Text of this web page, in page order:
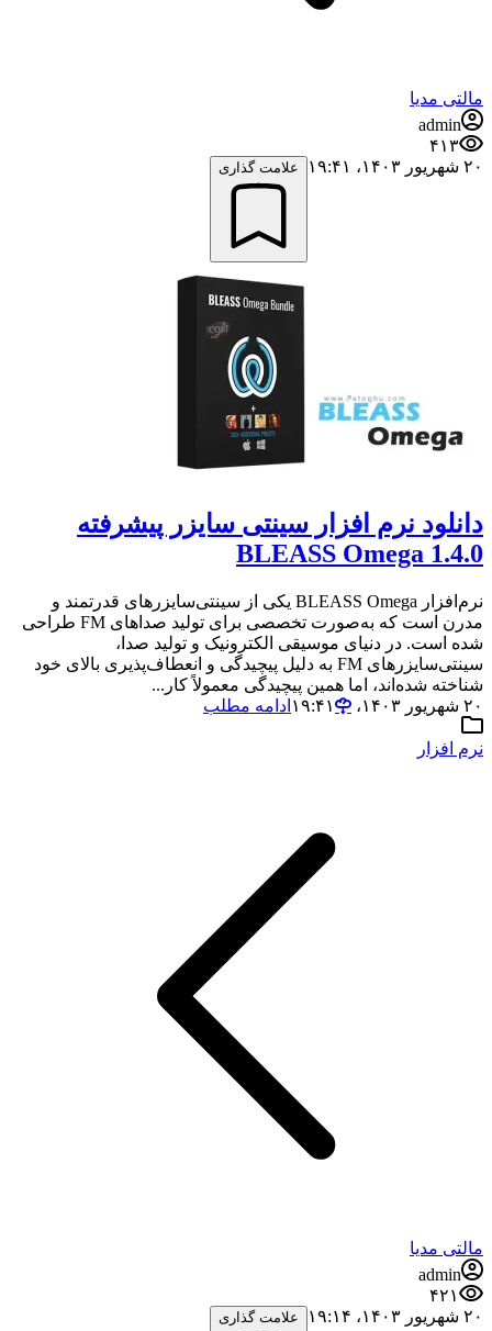
مالتی مدیا
admin
۴۱۳
۲۰ شهریور ۱۴۰۳،‏ ۱۹:۴۱
علامت گذاری
دانلود نرم افزار سینتی سایزر پیشرفته
BLEASS Omega 1.4.0
نرم‌افزار BLEASS Omega یکی از سینتی‌سایزرهای قدرتمند و
مدرن است که به‌صورت تخصصی برای تولید صداهای FM طراحی
شده است. در دنیای موسیقی الکترونیک و تولید صدا،
سینتی‌سایزرهای FM به دلیل پیچیدگی و انعطاف‌پذیری بالای خود
شناخته شده‌اند، اما همین پیچیدگی معمولاً کار...
۲۰ شهریور ۱۴۰۳،‏ ۱۹:۴۱
ادامه مطلب
نرم افزار
مالتی مدیا
admin
۴۲۱
۲۰ شهریور ۱۴۰۳،‏ ۱۹:۱۴
علامت گذاری